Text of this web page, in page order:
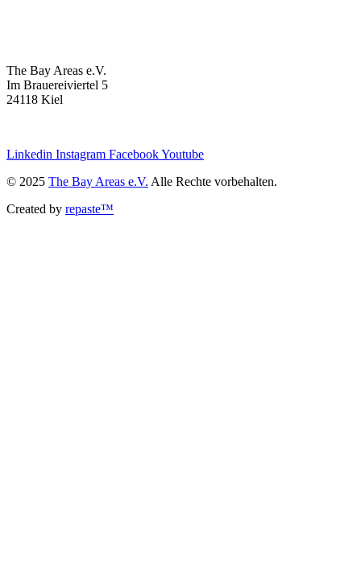
The Bay Areas e.V.
Im Brauereiviertel 5
24118 Kiel
Linkedin Instagram FacebookYoutube
© 2025 The Bay Areas e.V. Alle Rechte vorbehalten.
Created by repaste™